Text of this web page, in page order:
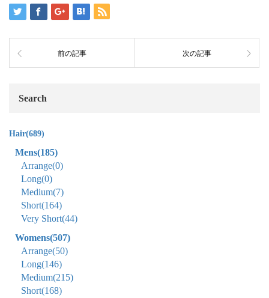
前の記事 次の記事
Search
Hair(689)
Mens(185)
Arrange(0)
Long(0)
Medium(7)
Short(164)
Very Short(44)
Womens(507)
Arrange(50)
Long(146)
Medium(215)
Short(168)